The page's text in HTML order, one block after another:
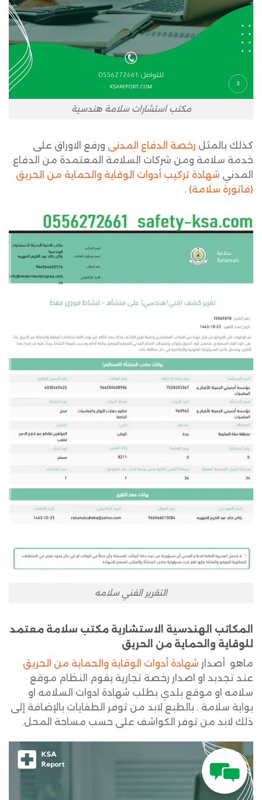
مكتب استشارات سلامة هندسية
كذلك بالمثل رخصة الدفاع المدنى ورفع الاوراق على
خدمة سلامة ومن شركات السلامة المعتمدة من الدفاع
المدني شهادة تركيب أدوات الوقاية والحماية من الحريق
(فاتورة سلامة) .
التقرير الفني سلامه
المكاتب الهندسية الاستشارية مكتب سلامة معتمد
للوقاية والحماية من الحريق
ماهو أصدار شهادة أدوات الوقاية والحماية من الحريق
عند تجدبد او اصدار رخصة تجارية يقوم النظام موقع
سلامه او موقع بلدي بطلب شهادة ادوات السلامه او
بوابة سلامة . بالطبع لابد من توفر الطفايات بالإضافة إلى
ذلك لابد من توفر الكواشف على حسب مساحة المحل.